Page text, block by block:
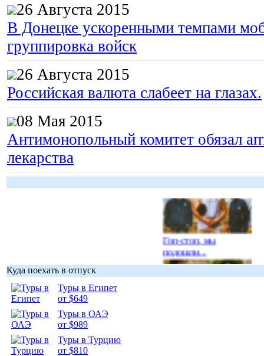
26 Августа 2015
В Донецке ускоренными темпами
группировка войск
26 Августа 2015
Российская валюта слабеет на глазах.
08 Мая 2015
Антимонопольный комитет обязал
лекарства
Гоп-стоп, мы
подошли...
Куда поехать в отпуск
Туры в Египет
от $649
Туры в ОАЭ
от $989
Туры в Турцию
от $810